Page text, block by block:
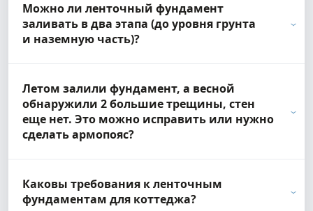
Можно ли ленточный фундамент
заливать в два этапа (до уровня грунта
и наземную часть)?
Летом залили фундамент, а весной
обнаружили 2 большие трещины, стен
еще нет. Это можно исправить или нужно
сделать армопояс?
Каковы требования к ленточным
фундаментам для коттеджа?